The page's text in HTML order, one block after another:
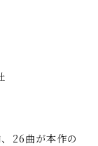
26曲が本作の